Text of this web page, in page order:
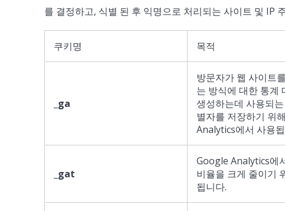
를 결정하고, 식별 된 후 익명으로 처리되는 사이트 및 IP
쿠키명 목적
_ga
방문자가 웹 사이트
는 방식에 대한 통계
생성하는데 사용되
별자를 저장하기 위해
Analytics에서 사용
_gat
Google Analytics에
비율을 크게 줄이기
됩니다.